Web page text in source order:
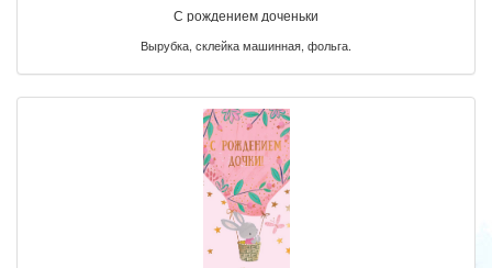
С рождением доченьки
Вырубка, склейка машинная, фольга.